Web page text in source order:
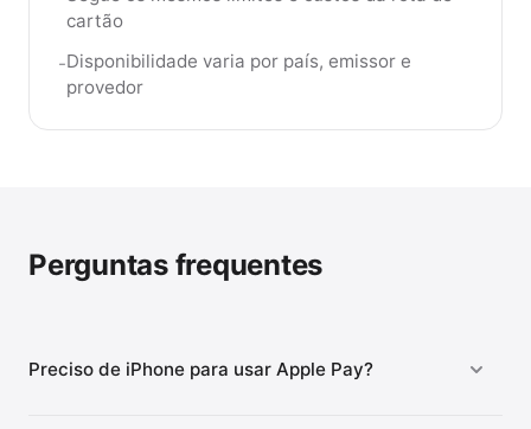
cartão
-Disponibilidade varia por país, emissor e
provedor
Perguntas frequentes
Preciso de iPhone para usar Apple Pay?